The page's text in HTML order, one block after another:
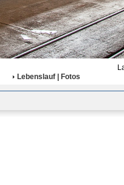
Lebenslauf | Fotos